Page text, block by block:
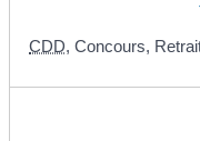
CDD, Concours,